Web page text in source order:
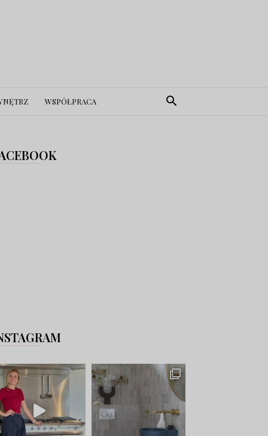
WSPÓŁPRACA